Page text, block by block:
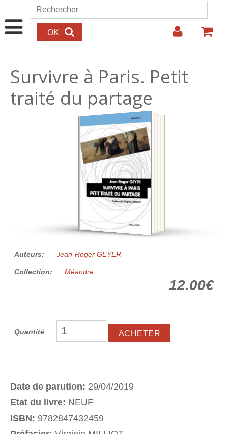
Aller au contenu principal
Formulaire de recherche
Rechercher
Survivre à Paris. Petit
traité du partage
12.00€
Auteurs: Jean-Roger GEYER
Collection: Méandre
12.00€
Quantité
Date de parution: 29/04/2019
Etat du livre: NEUF
ISBN: 9782847432459